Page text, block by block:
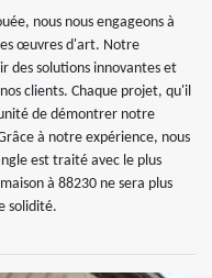
nous nous engageons à
œuvres d'art. Notre
des solutions innovantes et
clients. Chaque projet, qu'il
de démontrer notre
à notre expérience, nous
est traité avec le plus
à 88230 ne sera plus
solidité.